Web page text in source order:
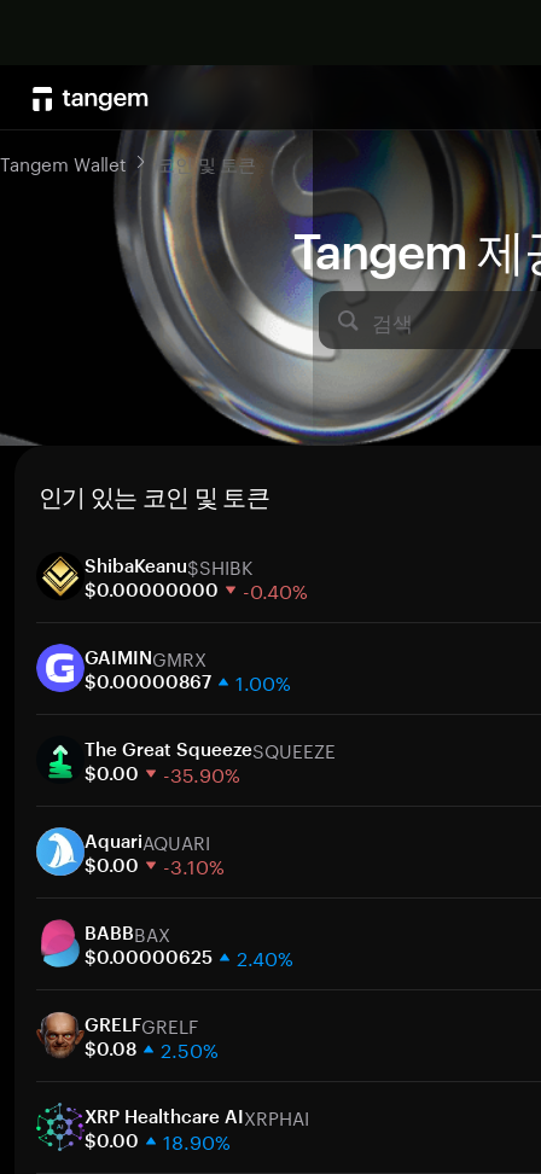
Tangem 제
검색
Tangem Wallet 코인 및 토큰
인기 있는 코인 및 토큰
ShibaKeanu$SHIBK
$0.00000000 -0.40%
30일
시가총액
GAIMINGMRX
$0.00000867 1.00%
30일
시가총액
The Great SqueezeSQUEEZE
$0.00 -35.90%
30일
시가총액
AquariAQUARI
$0.00 -3.10%
30일
시가총액
BABBBAX
$0.00000625 2.40%
30일
시가총액
GRELFGRELF
$0.08 2.50%
30일
시가총액
XRP Healthcare AIXRPHAI
$0.00 18.90%